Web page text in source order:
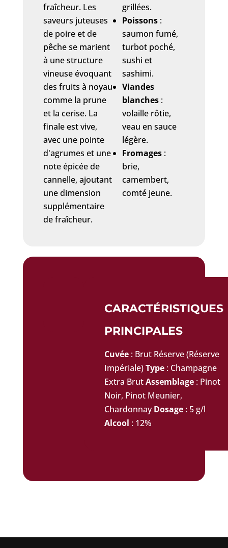
fraîcheur. Les
saveurs juteuses
de poire et de
pêche se marient
à une structure
vineuse évoquant
des fruits à noyau
comme la prune
et la cerise. La
finale est vive,
avec une pointe
d'agrumes et une
note épicée de
cannelle, ajoutant
une dimension
supplémentaire
de fraîcheur.
grillées.
Poissons :
saumon fumé,
turbot poché,
sushi et
sashimi.
Viandes
blanches :
volaille rôtie,
veau en sauce
légère.
Fromages :
brie,
camembert,
comté jeune.
CARACTÉRISTIQUES
PRINCIPALES
Cuvée: Brut Réserve (Réserve
Impériale)Type: Champagne
Extra BrutAssemblage: Pinot
Noir, Pinot Meunier,
ChardonnayDosage: 5 g/l
Alcool : 12%